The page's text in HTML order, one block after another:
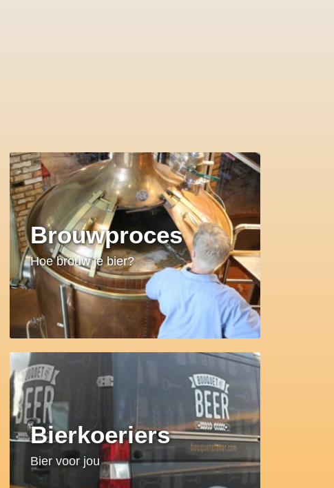
Brouwproces
Hoe brouw je bier?
Bierkoeriers
Bier voor jou